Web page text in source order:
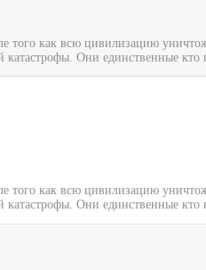
того как всю цивилизацию
Они единственные кто
того как всю цивилизацию
катастрофы. Они единственные кто